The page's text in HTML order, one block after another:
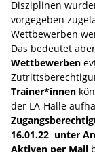
Disziplinen
vorgegeben
Wettbewerben
Das bedeutet
Wettbewerben
Trainer*innen
der LA-Halle
16.01.22 unter
Aktiven per Mail